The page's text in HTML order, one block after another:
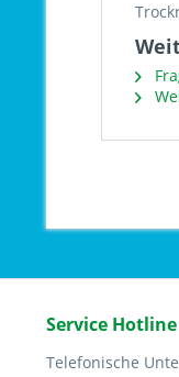
Service Hotline
Telefonische